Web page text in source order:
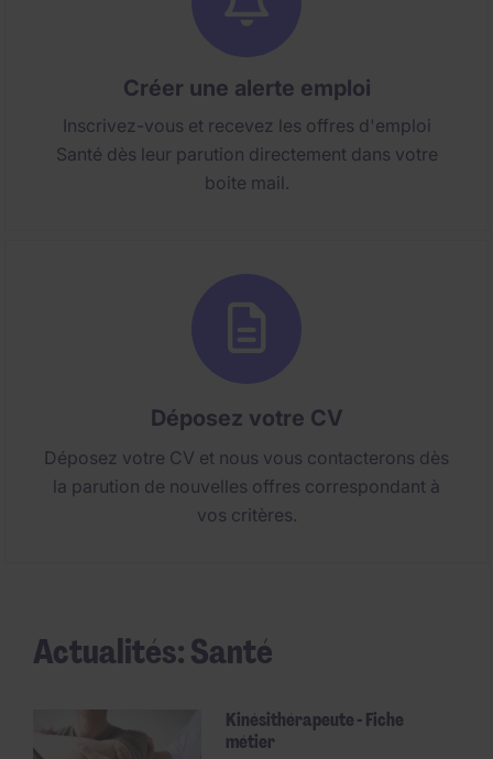
Créer une alerte emploi
Inscrivez-vous et recevez les offres d'emploi
Santé dès leur parution directement dans votre
boite mail.
Déposez votre CV
Déposez votre CV et nous vous contacterons dès
la parution de nouvelles offres correspondant à
vos critères.
Actualités: Santé
Kinésithérapeute - Fiche
métier